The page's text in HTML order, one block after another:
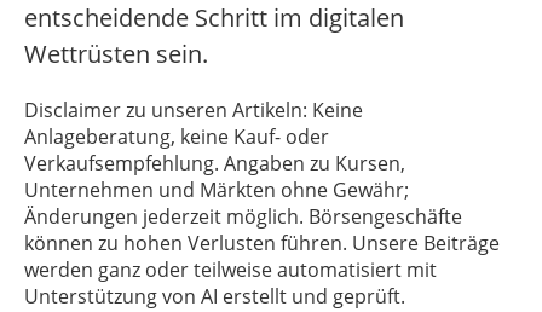
entscheidende Schritt im digitalen
Wettrüsten sein.
Disclaimer zu unseren Artikeln: Keine
Anlageberatung, keine Kauf- oder
Verkaufsempfehlung. Angaben zu Kursen,
Unternehmen und Märkten ohne Gewähr;
Änderungen jederzeit möglich. Börsengeschäfte
können zu hohen Verlusten führen. Unsere Beiträge
werden ganz oder teilweise automatisiert mit
Unterstützung von AI erstellt und geprüft.